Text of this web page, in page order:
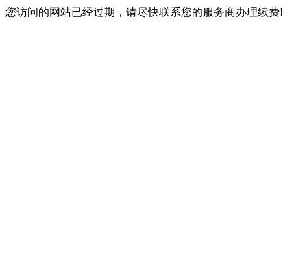
您访问的网站已经过期，请尽快联系您的服务商办理续费!